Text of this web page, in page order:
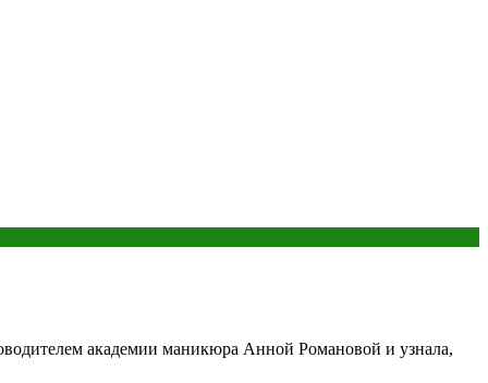
академии маникюра Анной Романовой и узнала,